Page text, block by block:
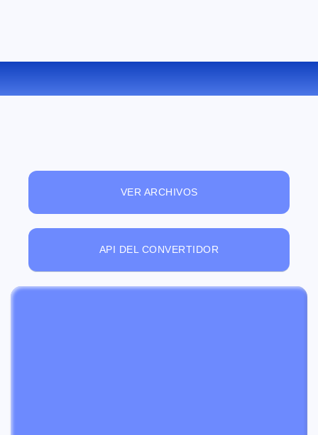
CONVERTIR ZIP A CAB ONLINE
VER ARCHIVOS
API DEL CONVERTIDOR